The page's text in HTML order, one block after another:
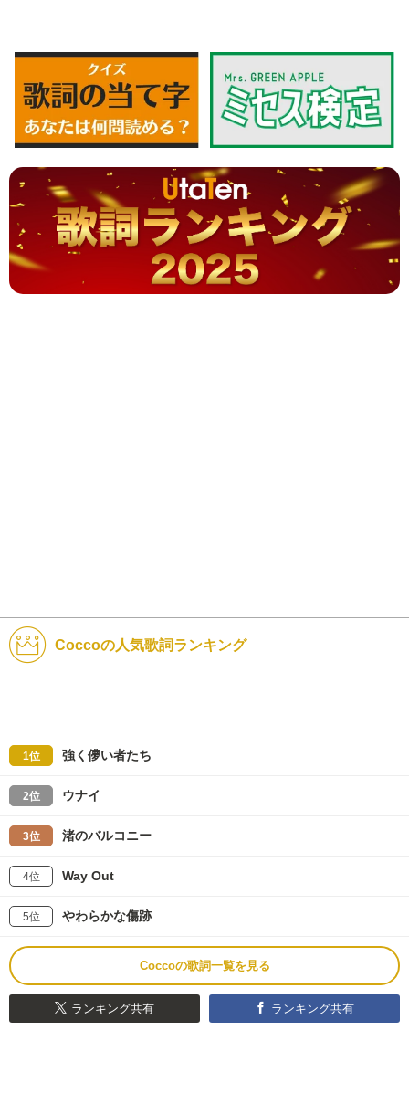
Coccoの人気歌詞ランキング
1位 強く儚い者たち
2位 ウナイ
3位 渚のバルコニー
4位 Way Out
5位 やわらかな傷跡
Coccoの歌詞一覧を見る
ランキング共有 ランキング共有